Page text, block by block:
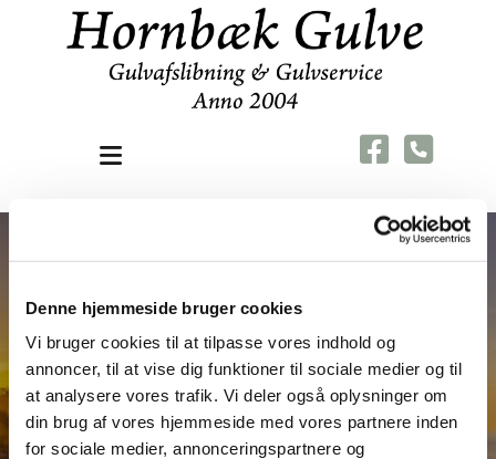
Denne hjemmeside bruger cookies
Vi bruger cookies til at tilpasse vores indhold og
annoncer, til at vise dig funktioner til sociale medier og til
at analysere vores trafik. Vi deler også oplysninger om
din brug af vores hjemmeside med vores partnere inden
for sociale medier, annonceringspartnere og
Tak for din henvendelse
Vi vender tilbage hurtigst muligt.
Med venlig hilsen Hornbæk Gulve.